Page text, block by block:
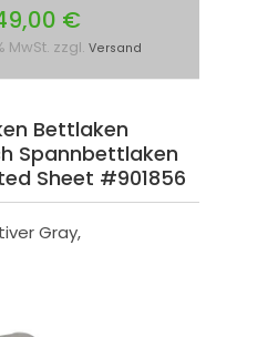
€
MwSt. zzgl. Versand
Bettlaken
Spannbettlaken
Sheet #901856
Gray,